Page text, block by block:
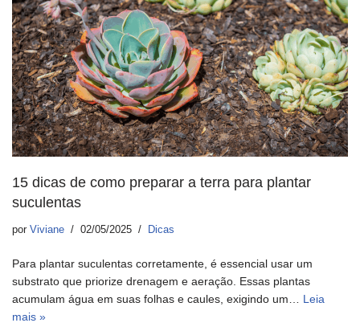
15 dicas de como preparar a terra para plantar
suculentas
por Viviane 02/05/2025 Dicas
Para plantar suculentas corretamente, é essencial usar um
substrato que priorize drenagem e aeração. Essas plantas
acumulam água em suas folhas e caules, exigindo um… Leia
mais »